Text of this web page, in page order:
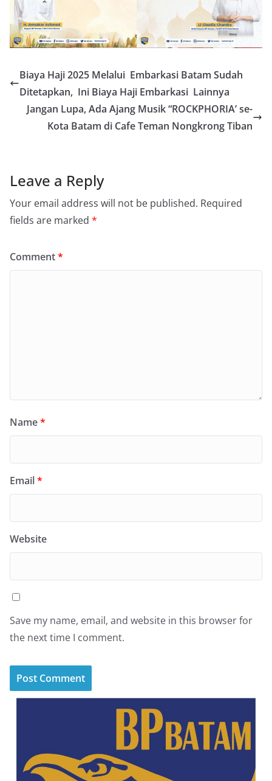
Biaya Haji 2025 Melalui Embarkasi Batam Sudah
Ditetapkan, Ini Biaya Haji Embarkasi Lainnya
Jangan Lupa, Ada Ajang Musik “ROCKPHORIA’ se-
Kota Batam di Cafe Teman Nongkrong Tiban
Leave a Reply
Your email address will not be published. Required
fields are marked *
Comment*
Name*
Email*
Website
Save my name, email, and website in this browser for
the next time I comment.